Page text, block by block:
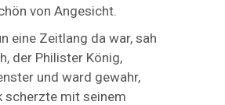
von Angesicht.
eine Zeitlang da war, sah
der Philister König,
und ward gewahr,
scherzte mit seinem